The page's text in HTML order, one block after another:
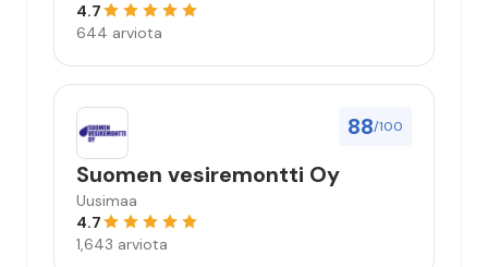
4.7
644 arviota
88/100
Suomen vesiremontti Oy
Uusimaa
4.7
1,643 arviota